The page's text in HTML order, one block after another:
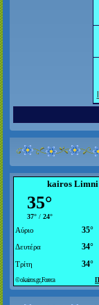
kairos Limni